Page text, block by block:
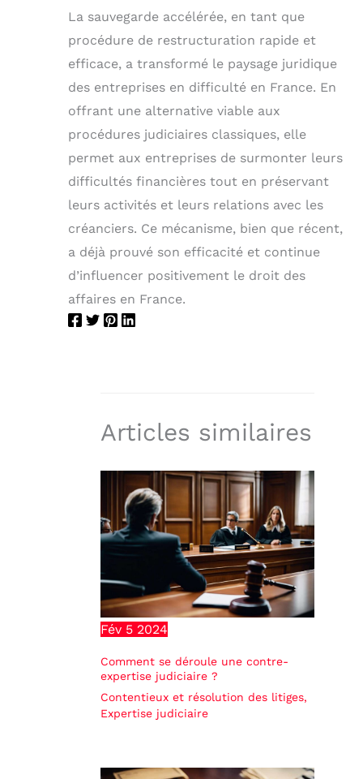
La sauvegarde accélérée, en tant que
procédure de restructuration rapide et
efficace, a transformé le paysage juridique
des entreprises en difficulté en France. En
offrant une alternative viable aux
procédures judiciaires classiques, elle
permet aux entreprises de surmonter leurs
difficultés financières tout en préservant
leurs activités et leurs relations avec les
créanciers. Ce mécanisme, bien que récent,
a déjà prouvé son efficacité et continue
d’influencer positivement le droit des
affaires en France.
Articles similaires
Fév 5 2024
Comment se déroule une contre-
expertise judiciaire ?
Contentieux et résolution des litiges,
Expertise judiciaire